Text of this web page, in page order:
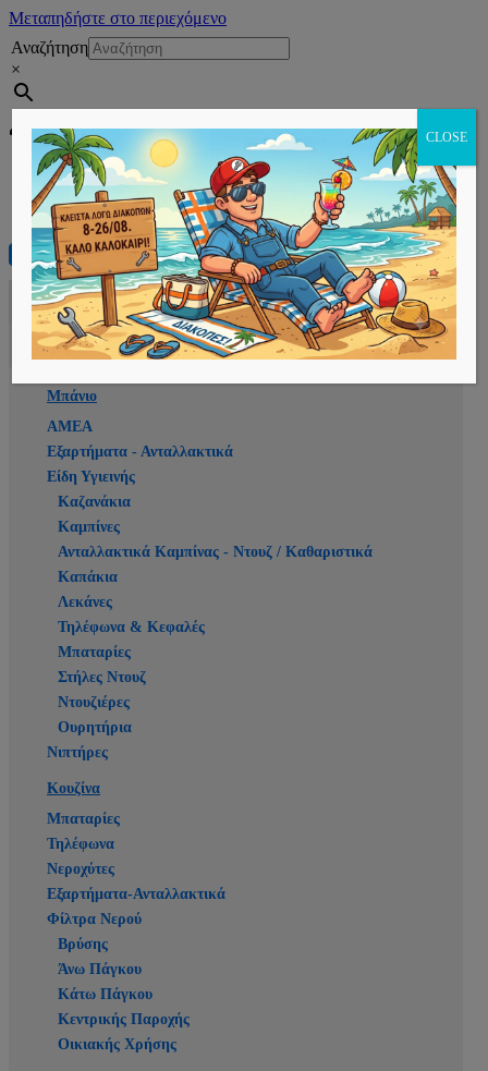
Μεταπηδήστε στο περιεχόμενο
Αναζήτηση
×
Εγγραφή
Αρχική
E-shop
Μπάνιο
ΑΜΕΑ
Εξαρτήματα - Ανταλλακτικά
Είδη Υγιεινής
Καζανάκια
Καμπίνες
Ανταλλακτικά Καμπίνας - Ντουζ / Καθαριστικά
Καπάκια
Λεκάνες
Τηλέφωνα & Κεφαλές
Μπαταρίες
Στήλες Ντουζ
Ντουζιέρες
Ουρητήρια
Νιπτήρες
Κουζίνα
Μπαταρίες
Τηλέφωνα
Νεροχύτες
Εξαρτήματα-Ανταλλακτικά
Φίλτρα Νερού
Βρύσης
Άνω Πάγκου
Κάτω Πάγκου
Κεντρικής Παροχής
Οικιακής Χρήσης
CLOSE